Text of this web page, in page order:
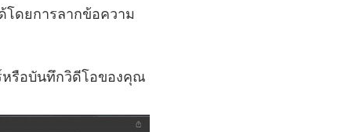
โดยการลากข้อความ
รือบันทึกวิดีโอของคุณ